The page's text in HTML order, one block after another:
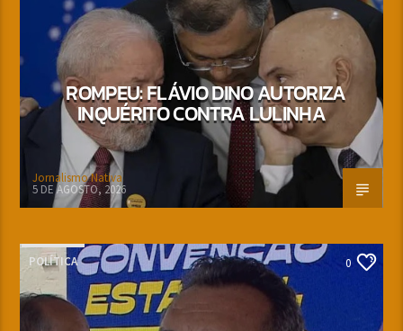
ROMPEU: FLÁVIO DINO AUTORIZA
INQUÉRITO CONTRA LULINHA
Jornalismo Nativa
5 DE AGOSTO, 2026
POLÍTICA 0